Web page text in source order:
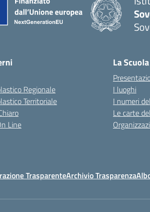
Regionale
Territoriale
Line
La Scuola
I luoghi
I numeri
Le carte
TrasparenteArchivio Trasparenza